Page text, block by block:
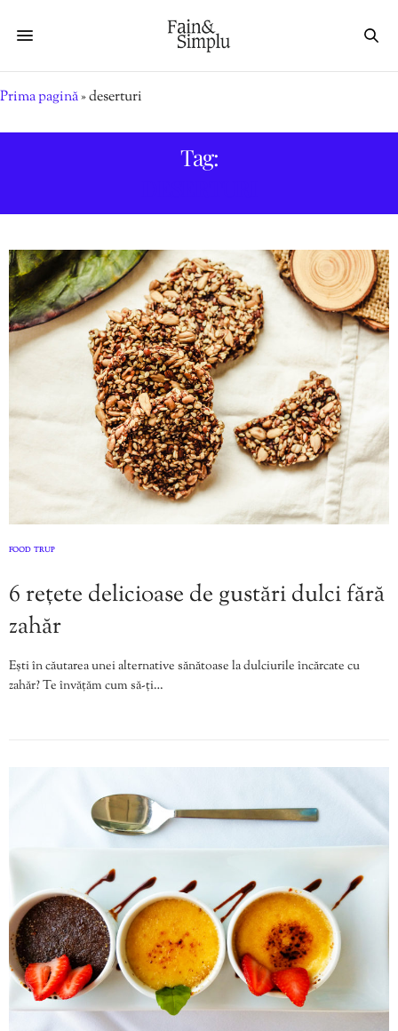
Prima pagină»deserturi
Tag:
FOOD TRUP
6 rețete delicioase de gustări dulci fără
zahăr
Ești în căutarea unei alternative sănătoase la dulciurile încărcate cu
zahăr? Te învățăm cum să-ți…